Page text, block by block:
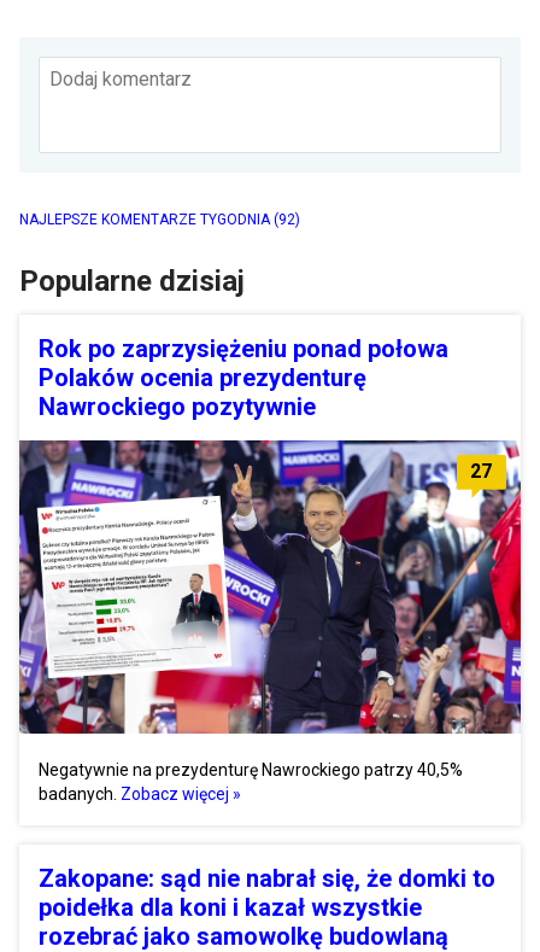
Dodaj komentarz
NAJLEPSZE KOMENTARZE TYGODNIA(92)
Popularne dzisiaj
Rok po zaprzysiężeniu ponad połowa
Polaków ocenia prezydenturę
Nawrockiego pozytywnie
27
Negatywnie na prezydenturę Nawrockiego patrzy 40,5%
badanych. Zobacz więcej »
Zakopane: sąd nie nabrał się, że domki to
poidełka dla koni i kazał wszystkie
rozebrać jako samowolkę budowlaną